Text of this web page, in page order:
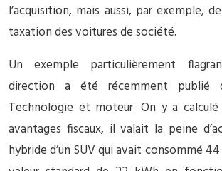
l’acquisition, mais aussi, par exemple,
taxation des voitures de société.
Un exemple particulièrement
direction a été récemment publié
Technologie et moteur. On y a calculé
avantages fiscaux, il valait la peine
hybride d’un SUV qui avait consommé